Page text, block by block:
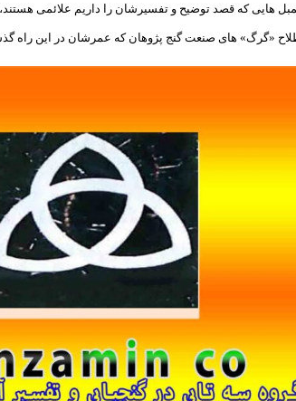
هایی که قصد توضیح و تفسیرشان را داریم علائمی هستند،
«گرگ» های صنعت گنج پژوهان که عمرشان در این راه